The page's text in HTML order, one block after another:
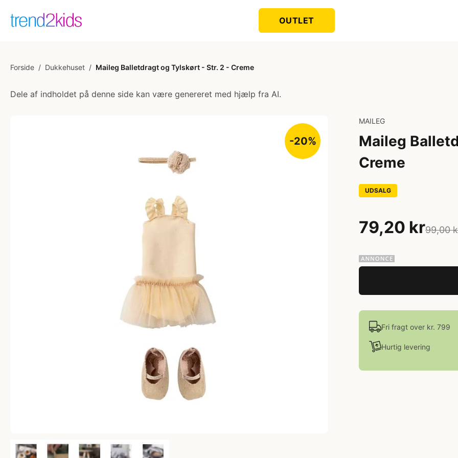
OUTLET
Forside / Dukkehuset / Maileg Balletdragt og Tylskørt - Str. 2 - Creme
Dele af indholdet på denne side kan være genereret med hjælp fra AI.
-20%
MAILEG
Maileg
Creme
UDSALG
79,20 kr99,00
Fri fragt over kr. 799
Hurtig levering